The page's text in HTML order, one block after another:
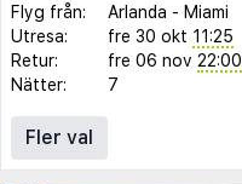
Flyg från: Arlanda - Miami
Utresa:
fre 30 okt 11:25
Retur:
fre 06 nov 22:00
Nätter:
7
Fler val